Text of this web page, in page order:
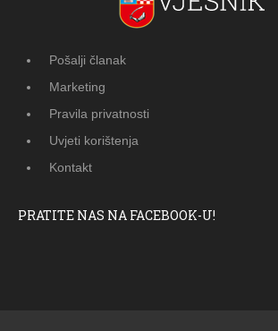
Pošalji članak
Marketing
Pravila privatnosti
Uvjeti korištenja
Kontakt
PRATITE NAS NA FACEBOOK-U!